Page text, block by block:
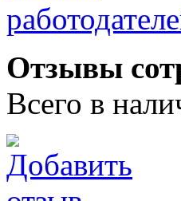
Отзывы
Всего в